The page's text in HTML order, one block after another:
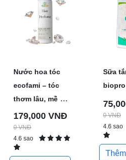
Nước hoa tóc
ecofami – tóc
thơm lâu, mề ...
179,000 VNĐ
0 VNĐ
4.6 sao
Sữa
biopro
0 VNĐ
4.6 sao